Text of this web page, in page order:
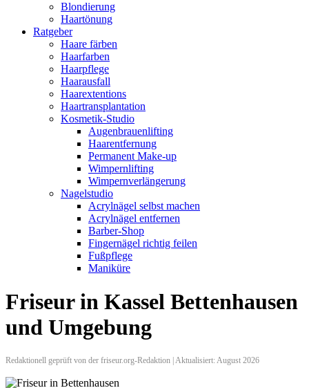
Blondierung
Haartönung
Ratgeber
Haare färben
Haarfarben
Haarpflege
Haarausfall
Haarextentions
Haartransplantation
Kosmetik-Studio
Augenbrauenlifting
Haarentfernung
Permanent Make-up
Wimpernlifting
Wimpernverlängerung
Nagelstudio
Acrylnägel selbst machen
Acrylnägel entfernen
Barber-Shop
Fingernägel richtig feilen
Fußpflege
Maniküre
Friseur in Kassel Bettenhausen
und Umgebung
Redaktionell geprüft von der friseur.org-Redaktion | Aktualisiert: August 2026